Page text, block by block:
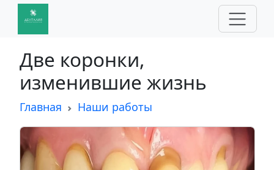
Две коронки,
изменившие жизнь
Главная Наши работы